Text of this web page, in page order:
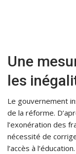
Une
les
Le gouvernement
de la réforme.
l’exonération des
nécessité de
l’accès à l’éducation.